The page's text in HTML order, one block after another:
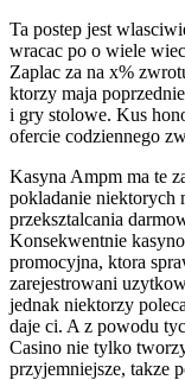
Ta postep jest
wracac po o wiele
Zaplac za na x%
ktorzy maja
i gry stolowe. Kus
ofercie codziennego
Kasyna Ampm ma te
pokladanie niektorych
przeksztalcania
Konsekwentnie
promocyjna, ktora
zarejestrowani
jednak niektorzy
daje ci. A z powodu
Casino nie tylko
przyjemniejsze, takze